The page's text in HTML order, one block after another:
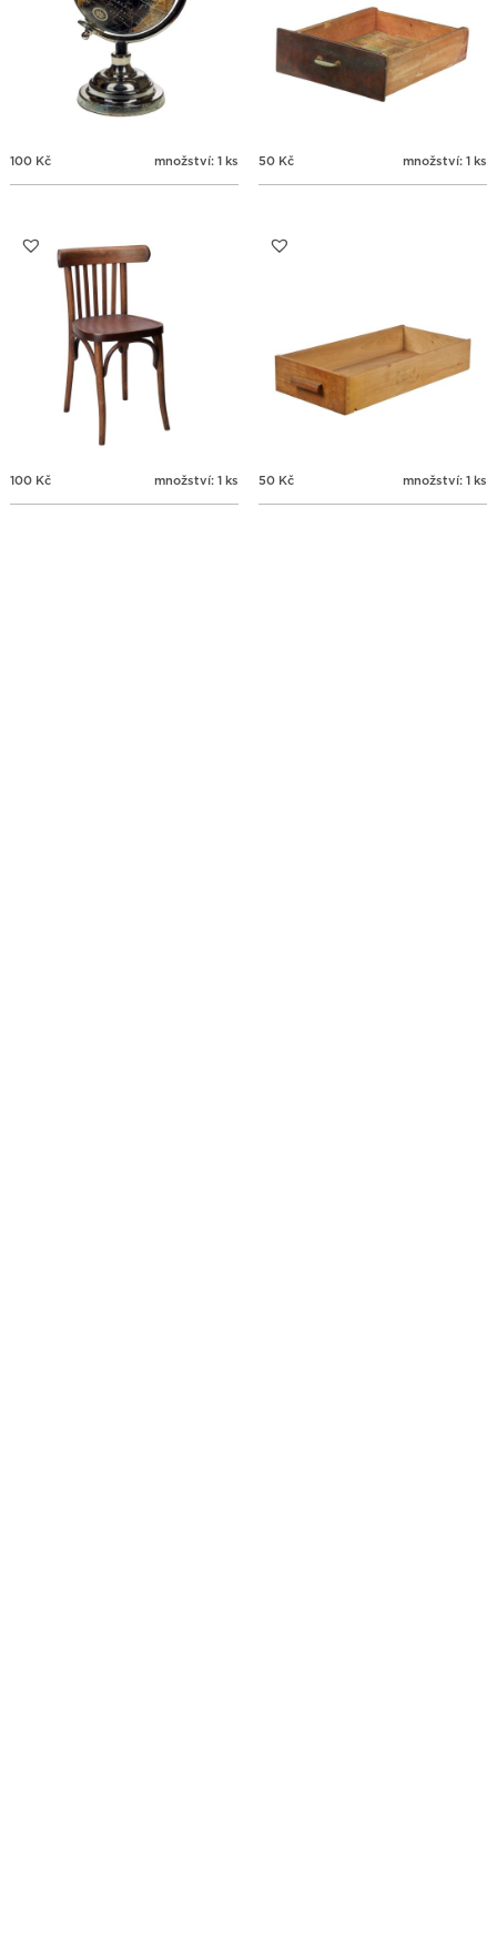
100 Kč množství: 1 ks 50 Kč množství: 1 ks
100 Kč množství: 1 ks 50 Kč množství: 1 ks